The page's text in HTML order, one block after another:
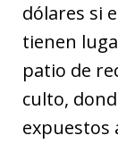
dólares si
tienen
patio de
culto,
expuestos